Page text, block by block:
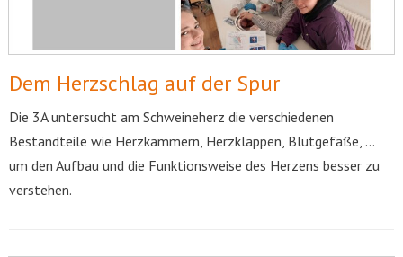
Dem Herzschlag auf der Spur
Die 3A untersucht am Schweineherz die verschiedenen
Bestandteile wie Herzkammern, Herzklappen, Blutgefäße, …
um den Aufbau und die Funktionsweise des Herzens besser zu
verstehen.